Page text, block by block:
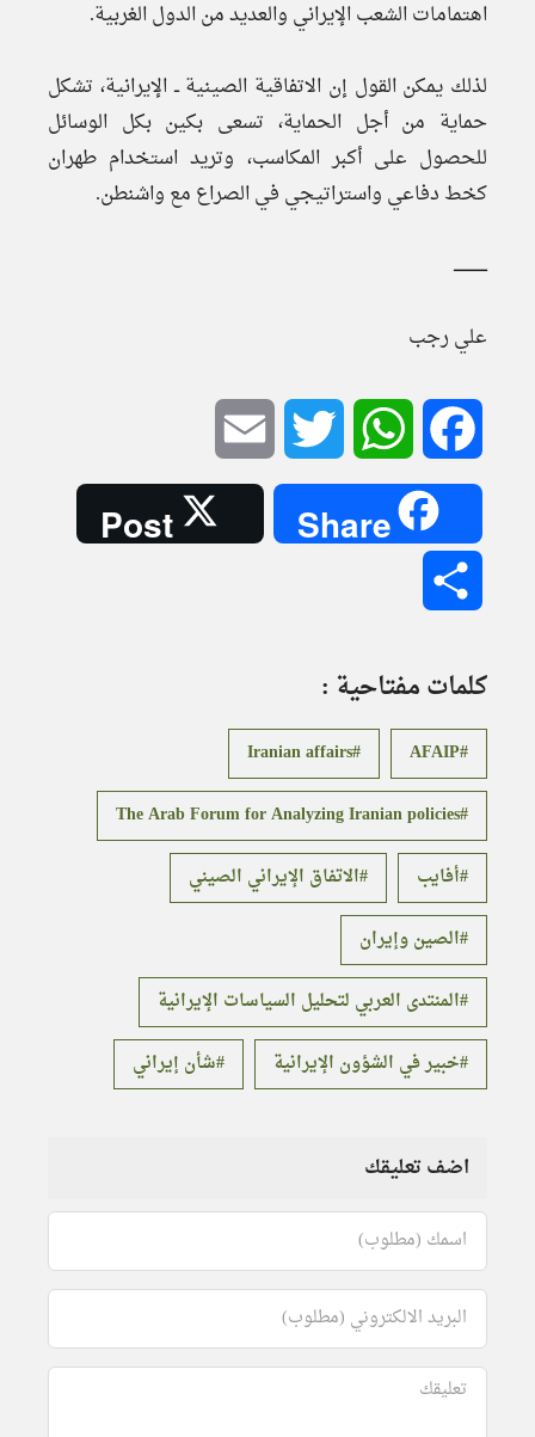
اهتمامات الشعب الإيراني والعديد من الدول الغربية.
لذلك يمكن القول إن الاتفاقية الصينية ــ الإيرانية، تشكل
حماية من أجل الحماية، تسعى بكين بكل الوسائل
للحصول على أكبر المكاسب، وتريد استخدام طهران
كخط دفاعي واستراتيجي في الصراع مع واشنطن.
ــــــــــــــ
علي رجب
Facebook
WhatsApp
Twitter
Share
Post
كلمات مفتاحية :
AFAIP
Iranian affairs
The Arab Forum for Analyzing Iranian policies
أفايب
الاتفاق الإيراني الصيني
الصين وإيران
المنتدى العربي لتحليل السياسات الإيرانية
خبير في الشؤون الإيرانية
شأن إيراني
اضف تعليقك